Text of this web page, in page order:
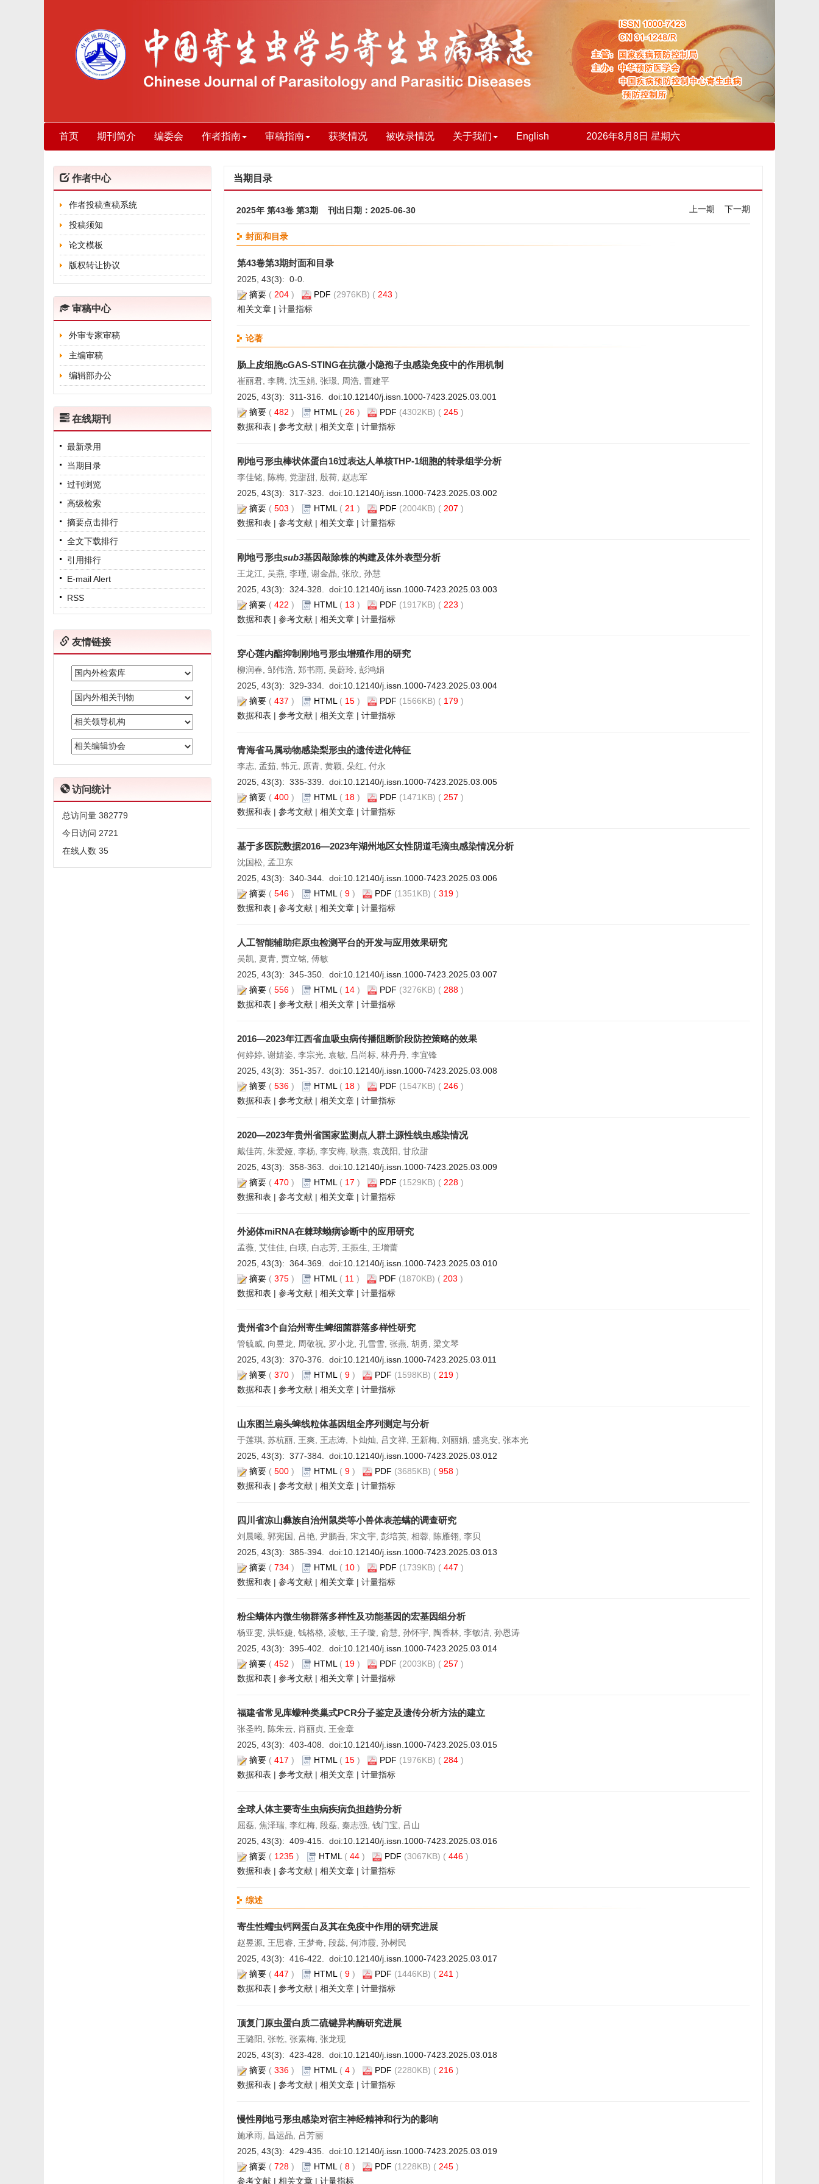
首页 期刊简介 编委会 作者指南 审稿指南 获奖情况 被收录情况 关于我们 English 2026年8月8日 星期六
作者中心
作者投稿查稿系统
投稿须知
论文模板
版权转让协议
审稿中心
外审专家审稿
主编审稿
编辑部办公
在线期刊
最新录用
当期目录
过刊浏览
高级检索
摘要点击排行
全文下载排行
引用排行
E-mail Alert
RSS
友情链接
访问统计
总访问量 382779
今日访问 2721
在线人数 35
当期目录
2025年 第43卷 第3期 刊出日期：2025-06-30 上一期 下一期
封面和目录
第43卷第3期封面和目录
2025, 43(3): 0-0.
摘要 ( 204 ) PDF (2976KB) ( 243 )
相关文章 | 计量指标
论著
肠上皮细胞cGAS-STING在抗微小隐孢子虫感染免疫中的作用机制
崔丽君, 李腾, 沈玉娟, 张璟, 周浩, 曹建平
2025, 43(3): 311-316. doi:10.12140/j.issn.1000-7423.2025.03.001
摘要 ( 482 ) HTML ( 26 ) PDF (4302KB) ( 245 )
数据和表 | 参考文献 | 相关文章 | 计量指标
刚地弓形虫棒状体蛋白16过表达人单核THP-1细胞的转录组学分析
李佳铭, 陈梅, 党甜甜, 殷荷, 赵志军
2025, 43(3): 317-323. doi:10.12140/j.issn.1000-7423.2025.03.002
摘要 ( 503 ) HTML ( 21 ) PDF (2004KB) ( 207 )
数据和表 | 参考文献 | 相关文章 | 计量指标
刚地弓形虫sub3基因敲除株的构建及体外表型分析
王龙江, 吴燕, 李瑾, 谢金晶, 张欣, 孙慧
2025, 43(3): 324-328. doi:10.12140/j.issn.1000-7423.2025.03.003
摘要 ( 422 ) HTML ( 13 ) PDF (1917KB) ( 223 )
数据和表 | 参考文献 | 相关文章 | 计量指标
穿心莲内酯抑制刚地弓形虫增殖作用的研究
柳润春, 邹伟浩, 郑书雨, 吴蔚玲, 彭鸿娟
2025, 43(3): 329-334. doi:10.12140/j.issn.1000-7423.2025.03.004
摘要 ( 437 ) HTML ( 15 ) PDF (1566KB) ( 179 )
数据和表 | 参考文献 | 相关文章 | 计量指标
青海省马属动物感染梨形虫的遗传进化特征
李志, 孟茹, 韩元, 原青, 黄颖, 朵红, 付永
2025, 43(3): 335-339. doi:10.12140/j.issn.1000-7423.2025.03.005
摘要 ( 400 ) HTML ( 18 ) PDF (1471KB) ( 257 )
数据和表 | 参考文献 | 相关文章 | 计量指标
基于多医院数据2016—2023年湖州地区女性阴道毛滴虫感染情况分析
沈国松, 孟卫东
2025, 43(3): 340-344. doi:10.12140/j.issn.1000-7423.2025.03.006
摘要 ( 546 ) HTML ( 9 ) PDF (1351KB) ( 319 )
数据和表 | 参考文献 | 相关文章 | 计量指标
人工智能辅助疟原虫检测平台的开发与应用效果研究
吴凯, 夏青, 贾立铭, 傅敏
2025, 43(3): 345-350. doi:10.12140/j.issn.1000-7423.2025.03.007
摘要 ( 556 ) HTML ( 14 ) PDF (3276KB) ( 288 )
数据和表 | 参考文献 | 相关文章 | 计量指标
2016—2023年江西省血吸虫病传播阻断阶段防控策略的效果
何婷婷, 谢婧姿, 李宗光, 袁敏, 吕尚标, 林丹丹, 李宜锋
2025, 43(3): 351-357. doi:10.12140/j.issn.1000-7423.2025.03.008
摘要 ( 536 ) HTML ( 18 ) PDF (1547KB) ( 246 )
数据和表 | 参考文献 | 相关文章 | 计量指标
2020—2023年贵州省国家监测点人群土源性线虫感染情况
戴佳芮, 朱爱娅, 李杨, 李安梅, 耿燕, 袁茂阳, 甘欣甜
2025, 43(3): 358-363. doi:10.12140/j.issn.1000-7423.2025.03.009
摘要 ( 470 ) HTML ( 17 ) PDF (1529KB) ( 228 )
数据和表 | 参考文献 | 相关文章 | 计量指标
外泌体miRNA在棘球蚴病诊断中的应用研究
孟薇, 艾佳佳, 白瑛, 白志芳, 王振生, 王增蕾
2025, 43(3): 364-369. doi:10.12140/j.issn.1000-7423.2025.03.010
摘要 ( 375 ) HTML ( 11 ) PDF (1870KB) ( 203 )
数据和表 | 参考文献 | 相关文章 | 计量指标
贵州省3个自治州寄生蜱细菌群落多样性研究
管毓威, 向昱龙, 周敬祝, 罗小龙, 孔雪雪, 张燕, 胡勇, 梁文琴
2025, 43(3): 370-376. doi:10.12140/j.issn.1000-7423.2025.03.011
摘要 ( 370 ) HTML ( 9 ) PDF (1598KB) ( 219 )
数据和表 | 参考文献 | 相关文章 | 计量指标
山东图兰扇头蜱线粒体基因组全序列测定与分析
于莲琪, 苏杭丽, 王爽, 王志涛, 卜灿灿, 吕文祥, 王新梅, 刘丽娟, 盛兆安, 张本光
2025, 43(3): 377-384. doi:10.12140/j.issn.1000-7423.2025.03.012
摘要 ( 500 ) HTML ( 9 ) PDF (3685KB) ( 958 )
数据和表 | 参考文献 | 相关文章 | 计量指标
四川省凉山彝族自治州鼠类等小兽体表恙螨的调查研究
刘晨曦, 郭宪国, 吕艳, 尹鹏吾, 宋文宇, 彭培英, 相蓉, 陈雁翎, 李贝
2025, 43(3): 385-394. doi:10.12140/j.issn.1000-7423.2025.03.013
摘要 ( 734 ) HTML ( 10 ) PDF (1739KB) ( 447 )
数据和表 | 参考文献 | 相关文章 | 计量指标
粉尘螨体内微生物群落多样性及功能基因的宏基因组分析
杨亚雯, 洪钰婕, 钱格格, 凌敏, 王子璇, 俞慧, 孙怀宇, 陶香林, 李敏洁, 孙恩涛
2025, 43(3): 395-402. doi:10.12140/j.issn.1000-7423.2025.03.014
摘要 ( 452 ) HTML ( 19 ) PDF (2003KB) ( 257 )
数据和表 | 参考文献 | 相关文章 | 计量指标
福建省常见库蠓种类巢式PCR分子鉴定及遗传分析方法的建立
张圣昀, 陈朱云, 肖丽贞, 王金章
2025, 43(3): 403-408. doi:10.12140/j.issn.1000-7423.2025.03.015
摘要 ( 417 ) HTML ( 15 ) PDF (1976KB) ( 284 )
数据和表 | 参考文献 | 相关文章 | 计量指标
全球人体主要寄生虫病疾病负担趋势分析
屈磊, 焦泽瑞, 李红梅, 段磊, 秦志强, 钱门宝, 吕山
2025, 43(3): 409-415. doi:10.12140/j.issn.1000-7423.2025.03.016
摘要 ( 1235 ) HTML ( 44 ) PDF (3067KB) ( 446 )
数据和表 | 参考文献 | 相关文章 | 计量指标
综述
寄生性蠕虫钙网蛋白及其在免疫中作用的研究进展
赵昱源, 王思睿, 王梦奇, 段蕊, 何沛霞, 孙树民
2025, 43(3): 416-422. doi:10.12140/j.issn.1000-7423.2025.03.017
摘要 ( 447 ) HTML ( 9 ) PDF (1446KB) ( 241 )
数据和表 | 参考文献 | 相关文章 | 计量指标
顶复门原虫蛋白质二硫键异构酶研究进展
王璐阳, 张乾, 张素梅, 张龙现
2025, 43(3): 423-428. doi:10.12140/j.issn.1000-7423.2025.03.018
摘要 ( 336 ) HTML ( 4 ) PDF (2280KB) ( 216 )
数据和表 | 参考文献 | 相关文章 | 计量指标
慢性刚地弓形虫感染对宿主神经精神和行为的影响
施承雨, 昌运晶, 吕芳丽
2025, 43(3): 429-435. doi:10.12140/j.issn.1000-7423.2025.03.019
摘要 ( 728 ) HTML ( 8 ) PDF (1228KB) ( 245 )
参考文献 | 相关文章 | 计量指标